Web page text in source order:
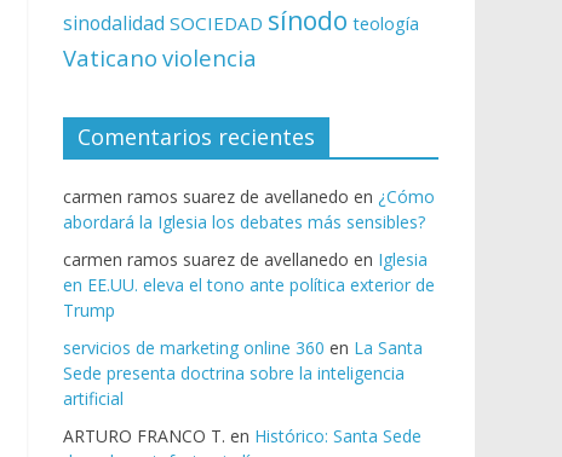
sinodalidad SOCIEDAD sínodo teología
Vaticano violencia
Comentarios recientes
carmen ramos suarez de avellanedo en ¿Cómo
abordará la Iglesia los debates más sensibles?
carmen ramos suarez de avellanedo en Iglesia
en EE.UU. eleva el tono ante política exterior de
Trump
servicios de marketing online 360 en La Santa
Sede presenta doctrina sobre la inteligencia
artificial
ARTURO FRANCO T. en Histórico: Santa Sede